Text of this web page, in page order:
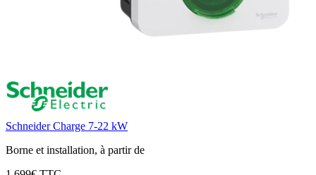
Schneider Charge 7-22 kW
Borne et installation, à partir de